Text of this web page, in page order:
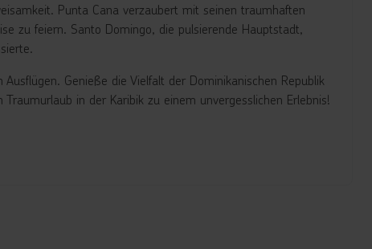
Punta Cana verzaubert mit seinen traumhaften
zu feiern. Santo Domingo, die pulsierende Hauptstadt,
Genieße die Vielfalt der Dominikanischen Republik
in der Karibik zu einem unvergesslichen Erlebnis!